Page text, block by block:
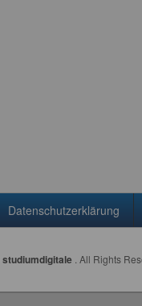
Datenschutzerklärung
studiumdigitale . All Rights